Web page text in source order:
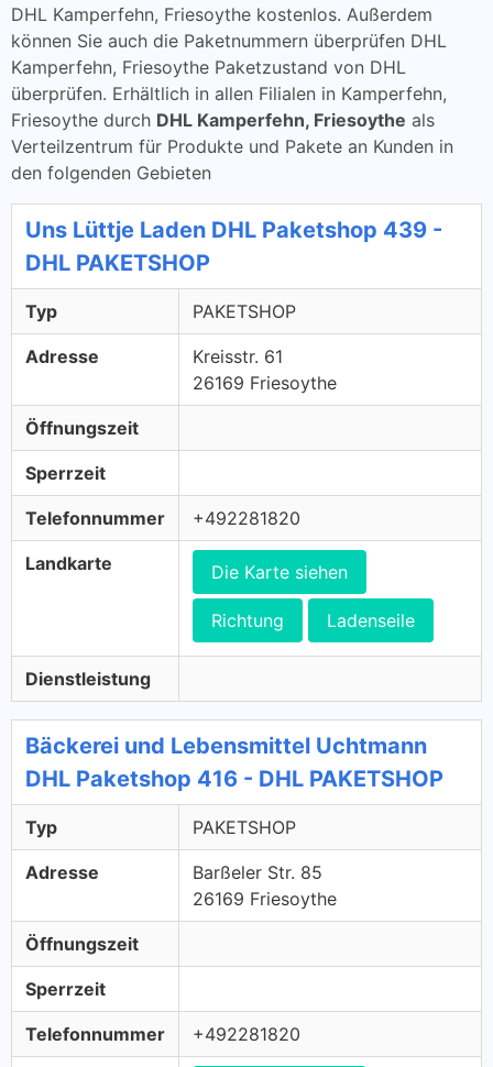
DHL Kamperfehn, Friesoythe kostenlos. Außerdem
können Sie auch die Paketnummern überprüfen DHL
Kamperfehn, Friesoythe Paketzustand von DHL
überprüfen. Erhältlich in allen Filialen in Kamperfehn,
Friesoythe durch DHL Kamperfehn, Friesoythe als
Verteilzentrum für Produkte und Pakete an Kunden in
den folgenden Gebieten
Uns Lüttje Laden DHL Paketshop 439 -
DHL PAKETSHOP
Typ PAKETSHOP
Adresse
Kreisstr. 61
26169 Friesoythe
Öffnungszeit
Sperrzeit
Telefonnummer +492281820
Landkarte Die Karte siehen
Richtung Ladenseile
Dienstleistung
Bäckerei und Lebensmittel Uchtmann
DHL Paketshop 416 - DHL PAKETSHOP
Typ PAKETSHOP
Adresse
Barßeler Str. 85
26169 Friesoythe
Öffnungszeit
Sperrzeit
Telefonnummer +492281820